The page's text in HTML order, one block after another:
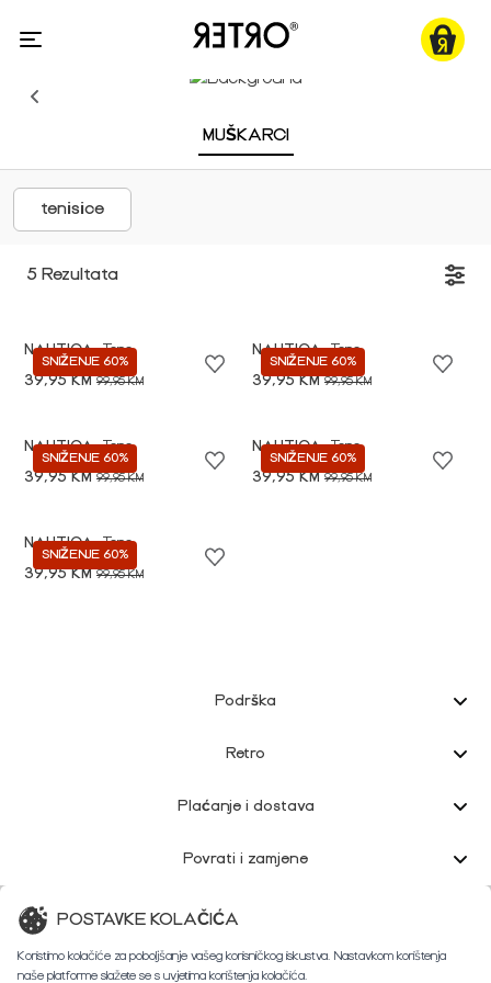
MUŠKARCI
tenisice
5 Rezultata
SNIŽENJE 60%
NAUTICA Tene
39,95 KM99,95 KM
SNIŽENJE 60%
NAUTICA Tene
39,95 KM99,95 KM
SNIŽENJE 60%
NAUTICA Tene
39,95 KM99,95 KM
SNIŽENJE 60%
NAUTICA Tene
39,95 KM99,95 KM
SNIŽENJE 60%
NAUTICA Tene
39,95 KM99,95 KM
Podrška
Retro
Plaćanje i dostava
Povrati i zamjene
Korisnička podrška
POSTAVKE KOLAČIĆA
Koristimo kolačiće za poboljšanje vašeg korisničkog iskustva. Nastavkom korištenja
naše platforme slažete se s uvjetima korištenja kolačića.